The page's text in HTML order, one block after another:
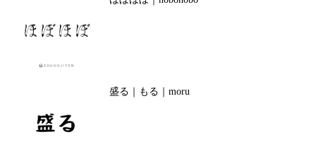
盛る｜もる｜moru